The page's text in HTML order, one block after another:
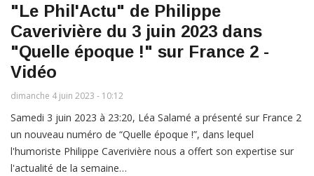
"Le Phil'Actu" de Philippe
Caverivière du 3 juin 2023 dans
"Quelle époque !" sur France 2 -
Vidéo
dimanche 4 juin 2023 - 10:12
Samedi 3 juin 2023 à 23:20, Léa Salamé a présenté sur France 2
un nouveau numéro de “Quelle époque !”, dans lequel
l'humoriste Philippe Caverivière nous a offert son expertise sur
l'actualité de la semaine…